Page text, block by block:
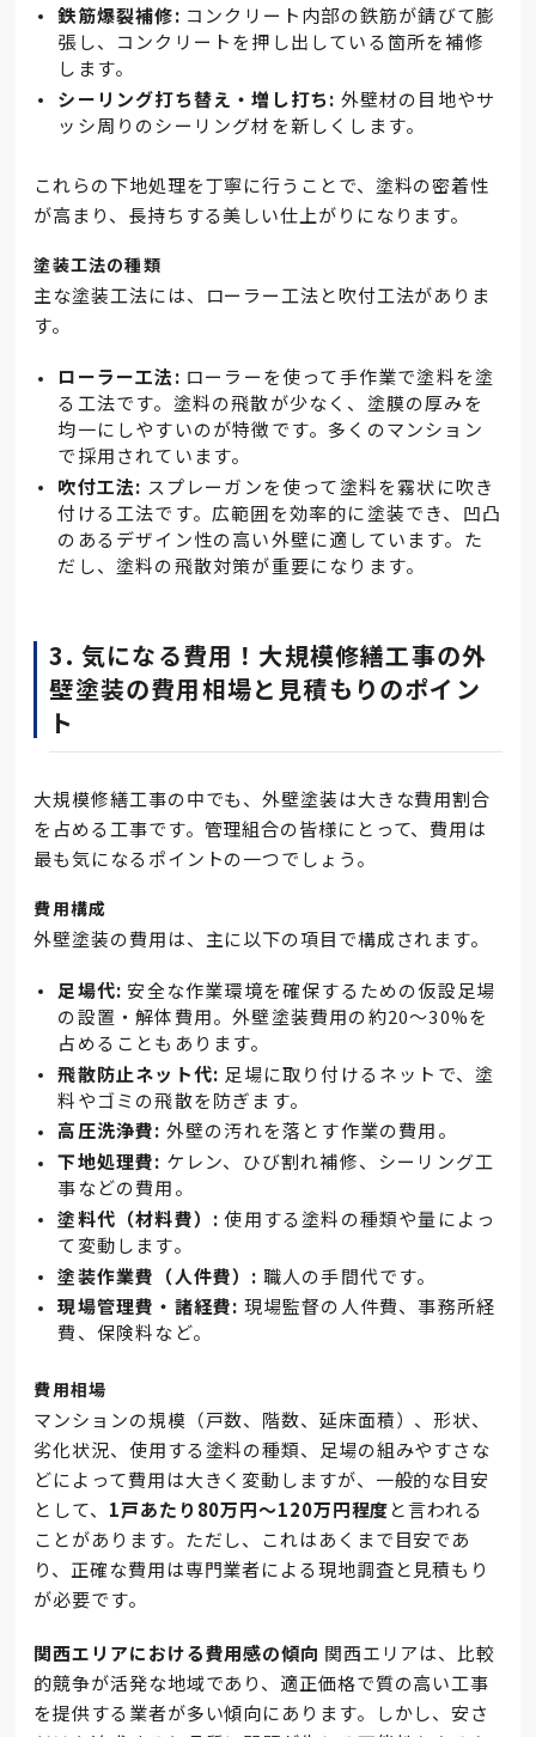
鉄筋爆裂補修: コンクリート内部の鉄筋が錆びて膨
張し、コンクリートを押し出している箇所を補修
します。
シーリング打ち替え・増し打ち: 外壁材の目地やサ
ッシ周りのシーリング材を新しくします。
これらの下地処理を丁寧に行うことで、塗料の密着性
が高まり、長持ちする美しい仕上がりになります。
塗装工法の種類
主な塗装工法には、ローラー工法と吹付工法がありま
す。
ローラー工法: ローラーを使って手作業で塗料を塗
る工法です。塗料の飛散が少なく、塗膜の厚みを
均一にしやすいのが特徴です。多くのマンション
で採用されています。
吹付工法: スプレーガンを使って塗料を霧状に吹き
付ける工法です。広範囲を効率的に塗装でき、凹凸
のあるデザイン性の高い外壁に適しています。た
だし、塗料の飛散対策が重要になります。
3. 気になる費用！大規模修繕工事の外
壁塗装の費用相場と見積もりのポイン
ト
大規模修繕工事の中でも、外壁塗装は大きな費用割合
を占める工事です。管理組合の皆様にとって、費用は
最も気になるポイントの一つでしょう。
費用構成
外壁塗装の費用は、主に以下の項目で構成されます。
足場代: 安全な作業環境を確保するための仮設足場
の設置・解体費用。外壁塗装費用の約20～30%を
占めることもあります。
飛散防止ネット代: 足場に取り付けるネットで、塗
料やゴミの飛散を防ぎます。
高圧洗浄費: 外壁の汚れを落とす作業の費用。
下地処理費: ケレン、ひび割れ補修、シーリング工
事などの費用。
塗料代（材料費）: 使用する塗料の種類や量によっ
て変動します。
塗装作業費（人件費）: 職人の手間代です。
現場管理費・諸経費: 現場監督の人件費、事務所経
費、保険料など。
費用相場
マンションの規模（戸数、階数、延床面積）、形状、
劣化状況、使用する塗料の種類、足場の組みやすさな
どによって費用は大きく変動しますが、一般的な目安
として、 1戸あたり80万円～120万円程度と言われる
ことがあります。ただし、これはあくまで目安であ
り、正確な費用は専門業者による現地調査と見積もり
が必要です。
関西エリアにおける費用感の傾向 関西エリアは、比較
的競争が活発な地域であり、適正価格で質の高い工事
を提供する業者が多い傾向にあります。しかし、安さ